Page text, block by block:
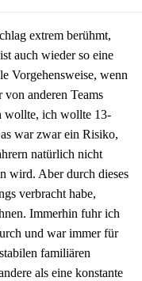
extrem berühmt,
auch wieder so eine
Vorgehensweise, wenn
von anderen Teams
wollte, ich wollte 13-
war zwar ein Risiko,
natürlich nicht
wird. Aber durch dieses
verbracht habe,
Immerhin fuhr ich
und war immer für
familiären
als eine konstante